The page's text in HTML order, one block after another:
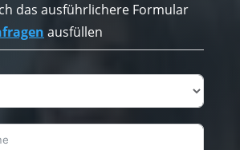
das ausführlichere Formular
ausfüllen